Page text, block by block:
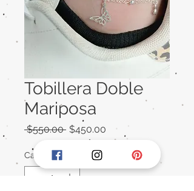
Tobillera Doble
Mariposa
$550.00 Precio
$450.00 Precio
de
oferta
Cantidad